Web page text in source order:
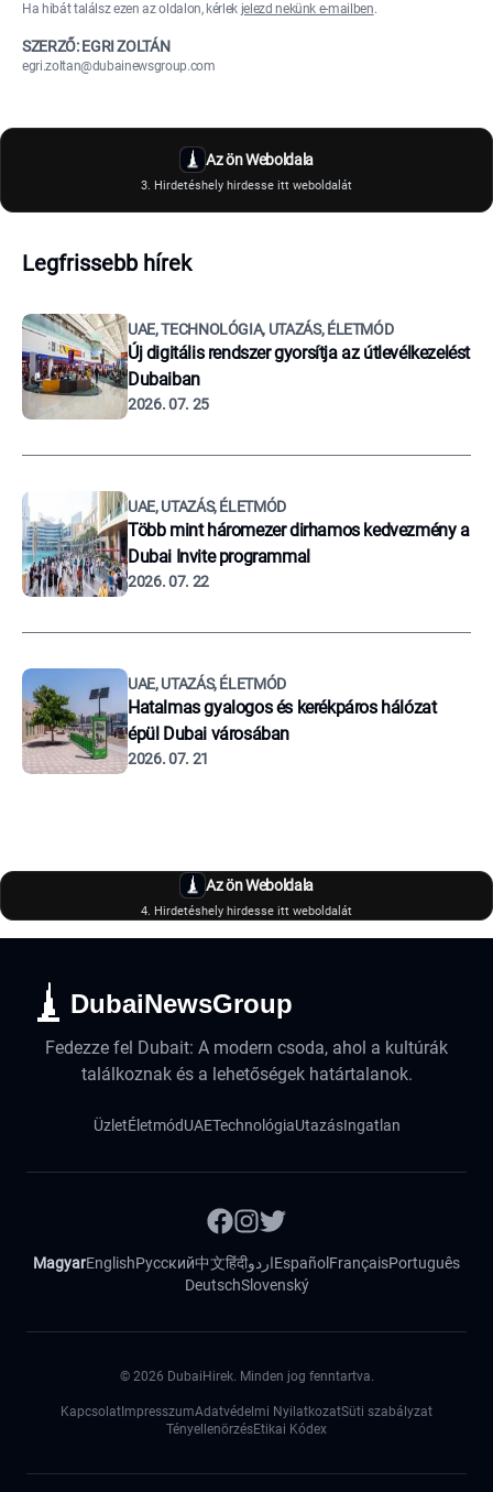
Ha hibát találsz ezen az oldalon, kérlek jelezd nekünk e-mailben.
SZERZŐ: EGRI ZOLTÁN
egri.zoltan@dubainewsgroup.com
Az ön Weboldala
3. Hirdetéshely hirdesse itt weboldalát
Legfrissebb hírek
UAE, TECHNOLÓGIA, UTAZÁS, ÉLETMÓD
Új digitális rendszer gyorsítja az útlevélkezelést
Dubaiban
2026. 07. 25
UAE, UTAZÁS, ÉLETMÓD
Több mint háromezer dirhamos kedvezmény a
Dubai Invite programmal
2026. 07. 22
UAE, UTAZÁS, ÉLETMÓD
Hatalmas gyalogos és kerékpáros hálózat
épül Dubai városában
2026. 07. 21
Az ön Weboldala
4. Hirdetéshely hirdesse itt weboldalát
DubaiNewsGroup
Fedezze fel Dubait: A modern csoda, ahol a kultúrák
találkoznak és a lehetőségek határtalanok.
ÜzletÉletmódUAETechnológiaUtazásIngatlan
MagyarEnglishРусский中文हिंदीاردوEspañol FrançaisPortuguês
DeutschSlovenský
© 2026 DubaiHirek. Minden jog fenntartva.
Kapcsolat ImpresszumAdatvédelmi NyilatkozatSüti szabályzat
TényellenörzésEtikai Kódex